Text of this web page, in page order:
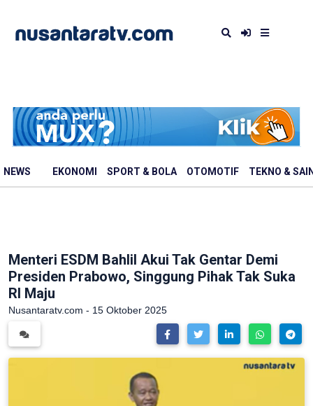
NEWS EKONOMI SPORT & BOLA OTOMOTIF TEKNO &
Menteri ESDM Bahlil Akui Tak Gentar Demi
Presiden Prabowo, Singgung Pihak Tak Suka
RI Maju
Nusantaratv.com - 15 Oktober 2025